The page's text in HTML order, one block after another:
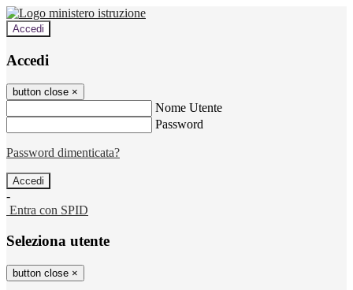
Accedi
Accedi
button close ×
Nome Utente
Password
Password dimenticata?
-
Entra con SPID
Seleziona utente
button close ×